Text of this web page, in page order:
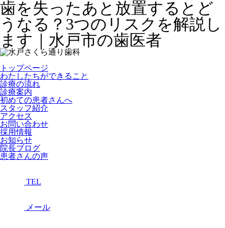
歯を失ったあと放置するとど
うなる？3つのリスクを解説し
ます｜水戸市の歯医者
トップページ
わたしたちができること
診療の流れ
診療案内
初めての患者さんへ
スタッフ紹介
アクセス
お問い合わせ
採用情報
お知らせ
院長ブログ
患者さんの声
TEL
メール